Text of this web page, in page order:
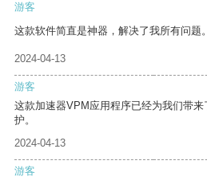
游客
这款软件简直是神器，解决了我所有问题。
2024-04-13
游客
这款加速器VPM应用程序已经为我们带
护。
2024-04-13
游客